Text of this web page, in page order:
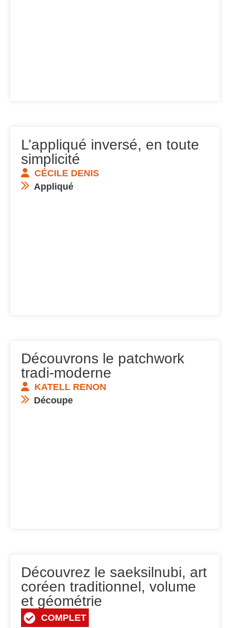
L’appliqué inversé, en toute
simplicité
CÉCILE DENIS
Appliqué
Découvrons le patchwork
tradi-moderne
KATELL RENON
Découpe
Découvrez le saeksilnubi, art
coréen traditionnel, volume
et géométrie
COMPLET